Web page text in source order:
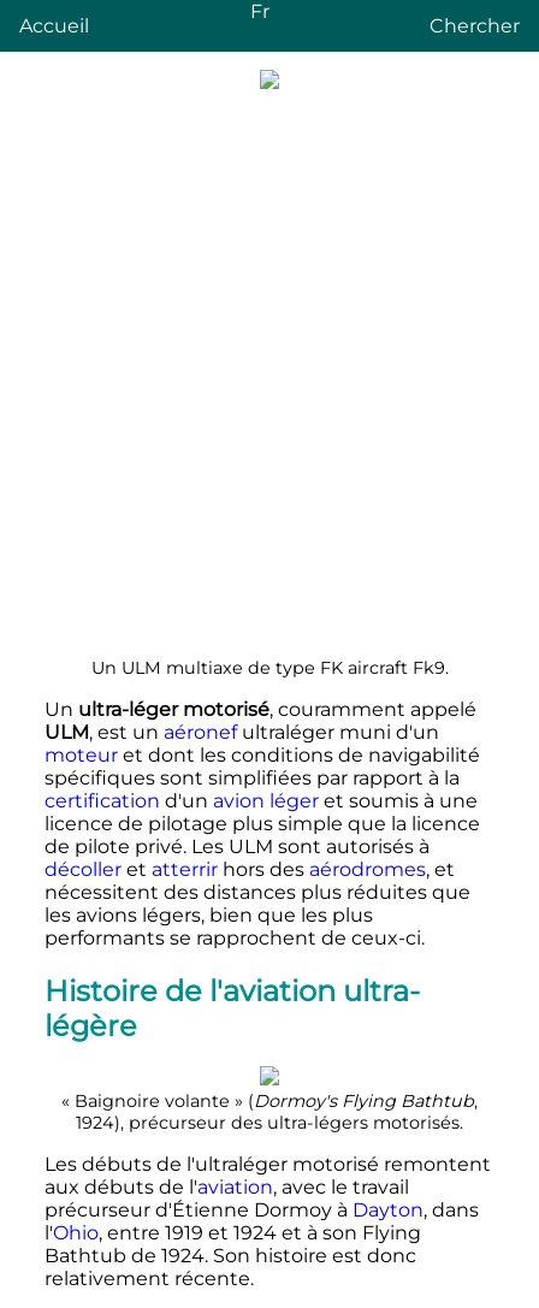
Accueil
Fr
Chercher
Un ULM multiaxe de type FK aircraft Fk9.
Un ultra-léger motorisé, couramment appelé
ULM, est un aéronefultraléger muni d'un
moteuret dont les conditions de navigabilité
spécifiques sont simplifiées par rapport à la
certification d'un avion légeret soumis à une
licence de pilotage plus simple que la licence
de pilote privé. Les ULM sont autorisés à
décolleret atterrirhors des aérodromes, et
nécessitent des distances plus réduites que
les avions légers, bien que les plus
performants se rapprochent de ceux-ci.
Histoire de l'aviation ultra-
légère
« Baignoire volante » (Dormoy's Flying Bathtub,
1924), précurseur des ultra-légers motorisés.
Les débuts de l'ultraléger motorisé remontent
aux débuts de l'aviation, avec le travail
précurseur d'Étienne Dormoy à Dayton, dans
l'Ohio, entre 1919 et 1924 et à son Flying
Bathtub de 1924. Son histoire est donc
relativement récente.